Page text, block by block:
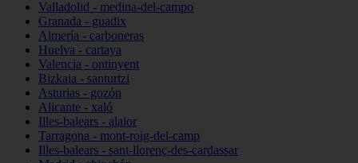
Valladolid - medina-del-campo
Granada - guadix
Almería - carboneras
Huelva - cartaya
Valencia - ontinyent
Bizkaia - santurtzi
Asturias - gozón
Alicante - xaló
Illes-balears - alaior
Tarragona - mont-roig-del-camp
Illes-balears - sant-llorenç-des-cardassar